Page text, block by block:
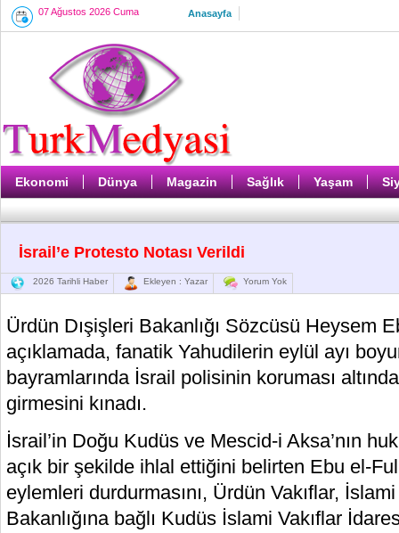
07 Ağustos 2026 Cuma Anasayfa
Ekonomi Dünya Magazin Sağlık Yaşam
İsrail’e Protesto Notası Verildi
2026 Tarihli Haber Ekleyen : Yazar Yorum Yok
Ürdün Dışişleri Bakanlığı Sözcüsü Heysem
açıklamada, fanatik Yahudilerin eylül ayı
bayramlarında İsrail polisinin koruması
girmesini kınadı.
İsrail’in Doğu Kudüs ve Mescid-i Aksa’nın
açık bir şekilde ihlal ettiğini belirten Ebu el-Ful,
eylemleri durdurmasını, Ürdün Vakıflar,
Bakanlığına bağlı Kudüs İslami Vakıflar